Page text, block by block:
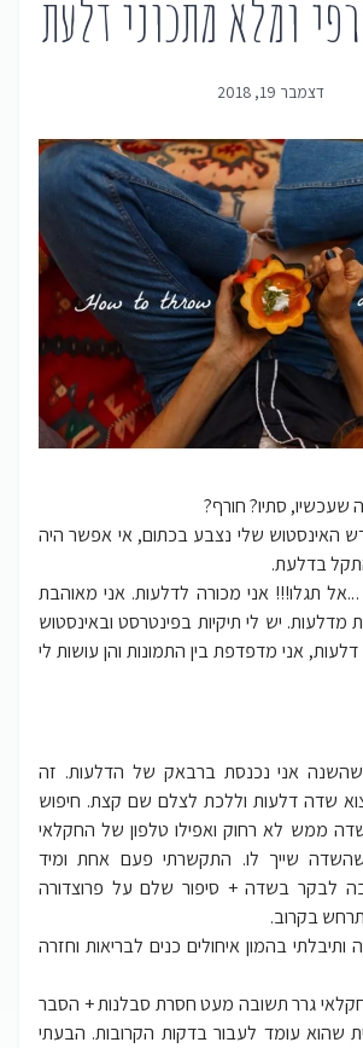
ומלא מתכוני דלעת
דצמבר 19, 2018
שעכשיו, סתיו? חורף?
האינסטוש שלי נצבע בכתום, אי אפשר היה
בדלעת.
תגלו!!! אני מכורה לדלעות. אני מאוהבת
מדלעות. יש לי תיקיות בפינטרסט ובאינסטוש
אני מדפדפת בין התמונות והן עושות לי
אני נכנסת ברבאק של הדלעות. זה
שדה דלעות וללכת לצלם שם קצת. חיפוש
ממש לא רחוק ואפילו טלפון של החקלאי
שייך לו. התקשרתי פעם אחת ומיד
לבקר בשדה + סיפור שלם על פרוצדורה
בקרוב.
בהמון איחולים כנים לבריאות וחזרה
חקלאי גרר תשובה מעט חסרת סבלנות + הסבר
שהוא עומד לעבור בדקות הקרובות. הבעתי